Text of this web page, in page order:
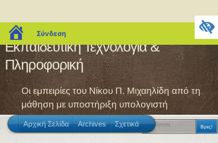
blogs.sch.gr
Σύνδεση
Εκπαιδευτική Τεχνολογία &
Πληροφορική
Οι εμπειρίες του Νίκου Π. Μιχαηλίδη από τη
μάθηση με υποστήριξη υπολογιστή
Αρχική Σελίδα Archives Σχετικά